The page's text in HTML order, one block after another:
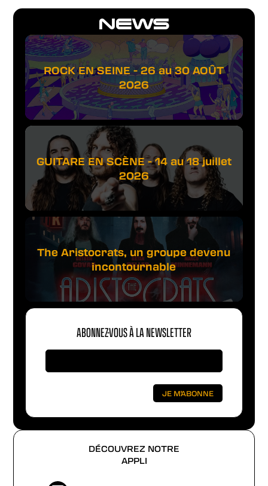
DÉCOUVREZ NOTRE
APPLI
NEWS
ROCK EN SEINE - 26 au 30 AOÛT
2026
GUITARE EN SCÈNE - 14 au 18 juillet
2026
The Aristocrats, un groupe devenu
incontournable
ABONNEZ-VOUS À LA NEWSLETTER